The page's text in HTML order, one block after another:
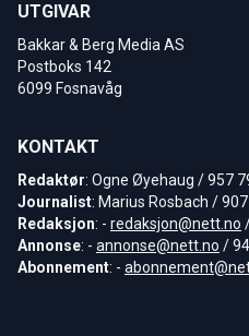
UTGIVAR
Bakkar & Berg Media AS
Postboks 142
6099 Fosnavåg
KONTAKT
Redaktør: Ogne Øyehaug / 957
Journalist: Marius Rosbach /
Redaksjon: - redaksjon@nett.no
Annonse: - annonse@nett.no /
Abonnement: -